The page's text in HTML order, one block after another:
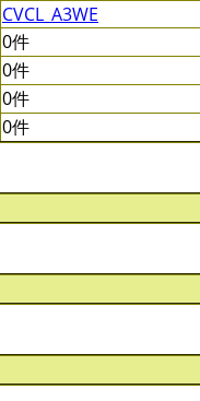
CVCL_A3WE
0件
0件
0件
0件